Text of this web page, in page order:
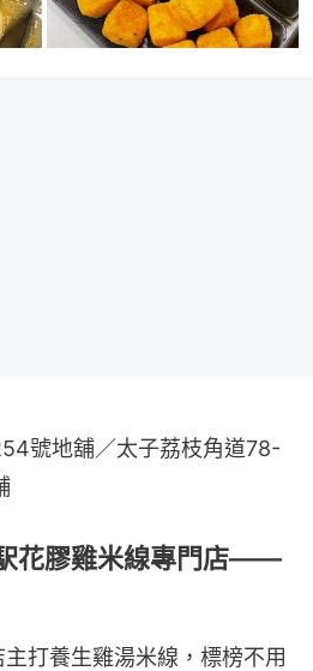
號地舖／太子荔枝角道78-
花膠雞米線專門店——
打養生雞湯米線，標榜不用